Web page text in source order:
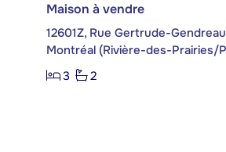
Maison à vendre
12601Z, Rue Gertrude-Gendreau
3
2